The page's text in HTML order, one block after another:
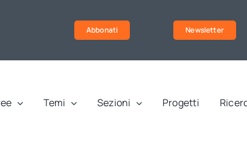
Abbonati Newsletter
Temi Sezioni Progetti